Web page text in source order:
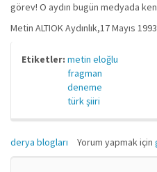
görev! O aydın bugün medyada
Metin ALTIOK Aydınlık,17 Mayıs 1993
Etiketler: metin eloğlu
fragman
deneme
türk şiiri
derya blogları Yorum yapmak için